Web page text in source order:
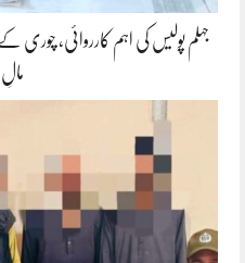
جہلم پولیس کی اہم کارروائی، چوری